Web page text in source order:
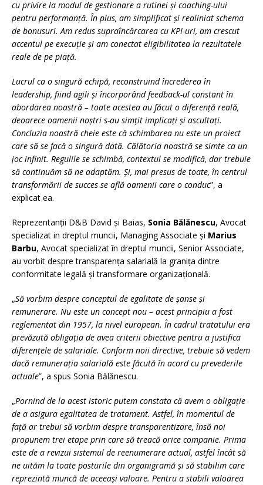
cu privire la modul de gestionare a rutinei și coaching-ului
pentru performanță. În plus, am simplificat și realiniat schema
de bonusuri. Am redus supraîncărcarea cu KPI-uri, am crescut
accentul pe execuție și am conectat eligibilitatea la rezultatele
reale de pe piață.
Lucrul ca o singură echipă, reconstruind încrederea în
leadership, fiind agili și încorporând feedback-ul constant în
abordarea noastră – toate acestea au făcut o diferență reală,
deoarece oamenii noștri s-au simțit implicați și ascultați.
Concluzia noastră cheie este că schimbarea nu este un proiect
care să se facă o singură dată. Călătoria noastră se simte ca un
joc infinit. Regulile se schimbă, contextul se modifică, dar trebuie
să continuăm să ne adaptăm. Și, mai presus de toate, în centrul
transformării de succes se află oamenii care o conduc”, a
explicat ea.
Reprezentanții D&B David și Baias, Sonia Bălănescu, Avocat
specializat in dreptul muncii, Managing Associate și Marius
Barbu, Avocat specializat în dreptul muncii, Senior Associate,
au vorbit despre transparența salarială la granița dintre
conformitate legală și transformare organizațională.
„Să vorbim despre conceptul de egalitate de șanse și
remunerare. Nu este un concept nou – acest principiu a fost
reglementat din 1957, la nivel european. În cadrul tratatului era
prevăzută obligația de avea criterii obiective pentru a justifica
diferențele de salariale. Conform noii directive, trebuie să vedem
dacă remunerația salarială este făcută în acord cu prevederile
actuale”, a spus Sonia Bălănescu.
„Pornind de la acest istoric putem constata că avem o obligație
de a asigura egalitatea de tratament. Astfel, în momentul de
față ar trebui să vorbim despre transparentizare, însă noi
propunem trei etape prin care să treacă orice companie. Prima
este de a revizui sistemul de reenumerare actual, astfel încât să
ne uităm la toate posturile din organigramă și să stabilim care
reprezintă muncă de aceeași valoare. Pentru a stabili valoarea